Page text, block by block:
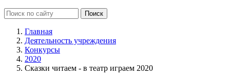
Главная
Деятельность учреждения
Конкурсы
2020
Сказки читаем - в театр играем 2020